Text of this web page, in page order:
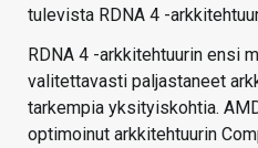
tulevista RDNA 4 -
RDNA 4 -arkkitehtuurin ensi
valitettavasti paljastaneet
tarkempia yksityiskohtia.
optimoinut arkkitehtuurin